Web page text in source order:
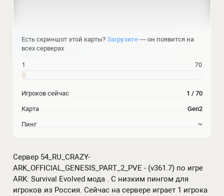
Сервер 54_RU_CRAZY-
ARK_OFFICIAL_GENESIS_PART_2_PVE - (v361.7) по игре
ARK: Survival Evolved мода . С низким пингом для
игроков из Россия. Сейчас на сервере играет 1 игрока
Есть скриншот этой карты? Загрузите — он появится на
всех серверах
1 70
Игроков сейчас 1 / 70
Карта Gen2
Пинг ~